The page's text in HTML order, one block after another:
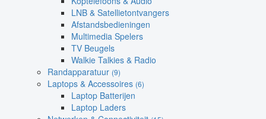
LNB & Satellietontvangers
Afstandsbedieningen
Multimedia Spelers
TV Beugels
Walkie Talkies & Radio
Randapparatuur (9)
Laptops & Accessoires (6)
Laptop Batterijen
Laptop Laders